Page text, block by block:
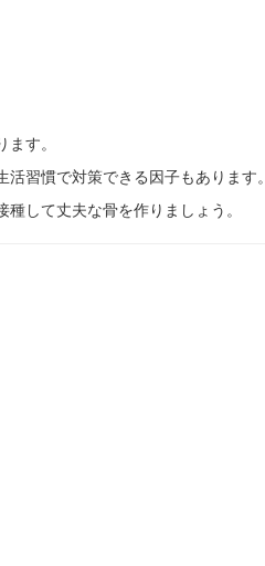
す。
習慣で対策できる因子もあります。
して丈夫な骨を作りましょう。